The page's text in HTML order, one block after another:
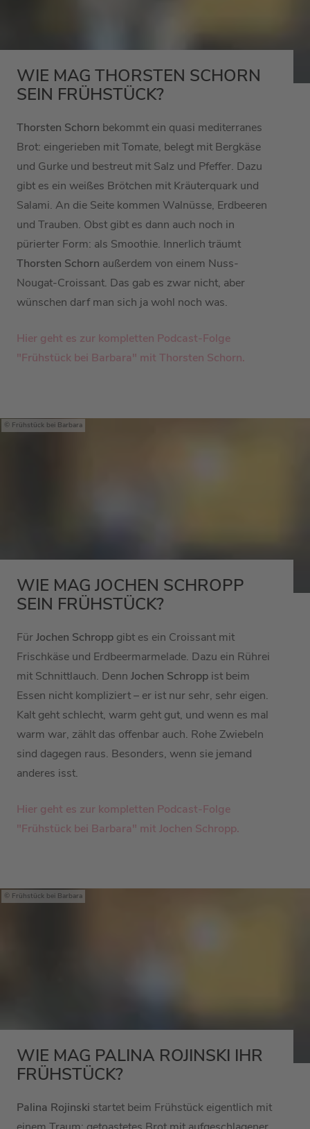
WIE MAG THORSTEN SCHORN
SEIN FRÜHSTÜCK?
Thorsten Schorn bekommt ein quasi mediterranes
Brot: eingerieben mit Tomate, belegt mit Bergkäse
und Gurke und bestreut mit Salz und Pfeffer. Dazu
gibt es ein weißes Brötchen mit Kräuterquark und
Salami. An die Seite kommen Walnüsse, Erdbeeren
und Trauben. Obst gibt es dann auch noch in
pürierter Form: als Smoothie. Innerlich träumt
Thorsten Schorn außerdem von einem Nuss-
Nougat-Croissant. Das gab es zwar nicht, aber
wünschen darf man sich ja wohl noch was.
Hier geht es zur kompletten Podcast-Folge
"Frühstück bei Barbara" mit Thorsten Schorn.
Frühstück bei Barbara
WIE MAG JOCHEN SCHROPP
SEIN FRÜHSTÜCK?
FürJochen Schropp gibt es ein Croissant mit
Frischkäse und Erdbeermarmelade. Dazu ein Rührei
mit Schnittlauch. Denn Jochen Schropp ist beim
Essen nicht kompliziert – er ist nur sehr, sehr eigen.
Kalt geht schlecht, warm geht gut, und wenn es mal
warm war, zählt das offenbar auch. Rohe Zwiebeln
sind dagegen raus. Besonders, wenn sie jemand
anderes isst.
Hier geht es zur kompletten Podcast-Folge
"Frühstück bei Barbara" mit Jochen Schropp.
Frühstück bei Barbara
WIE MAG PALINA ROJINSKI IHR
FRÜHSTÜCK?
Palina Rojinski startet beim Frühstück eigentlich mit